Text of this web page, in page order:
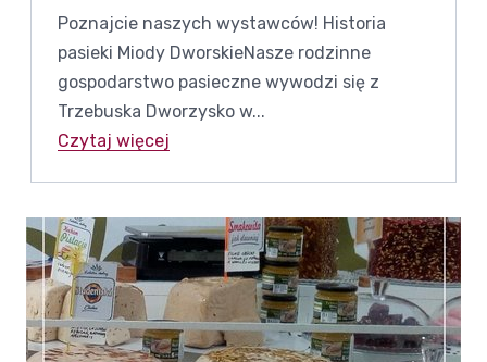
Poznajcie naszych wystawców! Historia
pasieki Miody DworskieNasze rodzinne
gospodarstwo pasieczne wywodzi się z
Trzebuska Dworzysko w...
Czytaj więcej